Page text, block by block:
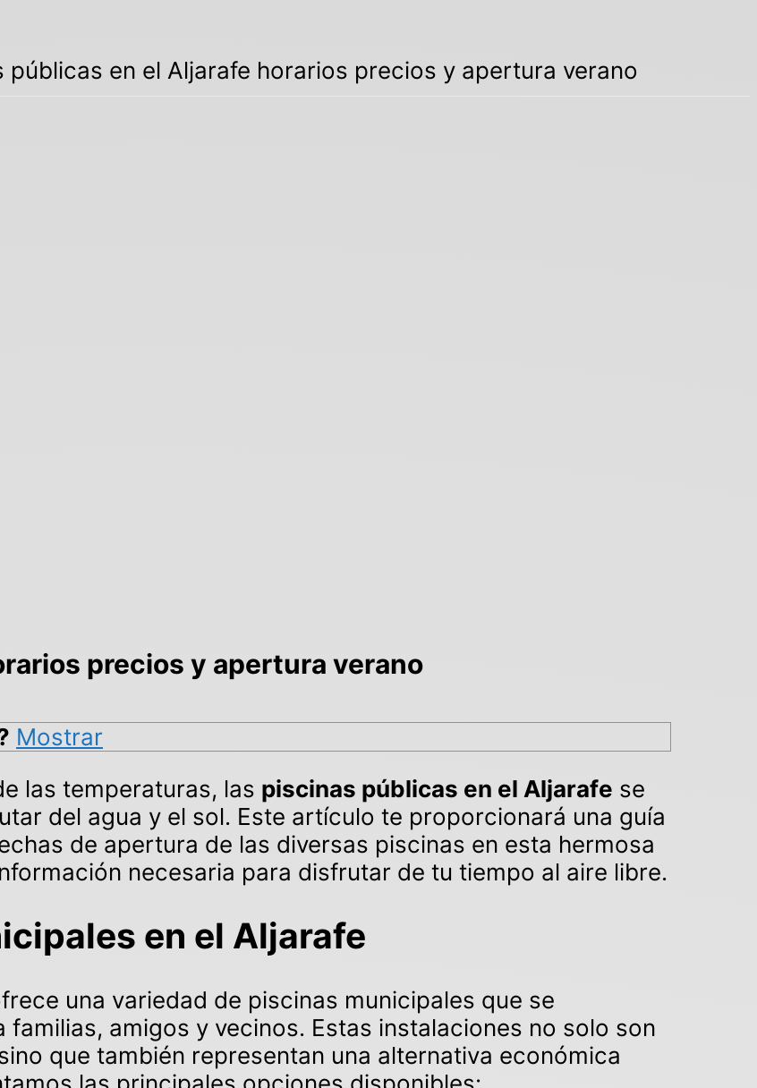
públicas en el Aljarafe horarios precios y apertura verano
precios y apertura verano
Mostrar
las temperaturas, las piscinas públicas en el Aljarafe se
del agua y el sol. Este artículo te proporcionará una guía
de apertura de las diversas piscinas en esta hermosa
necesaria para disfrutar de tu tiempo al aire libre.
en el Aljarafe
una variedad de piscinas municipales que se
amigos y vecinos. Estas instalaciones no solo son
que también representan una alternativa económica